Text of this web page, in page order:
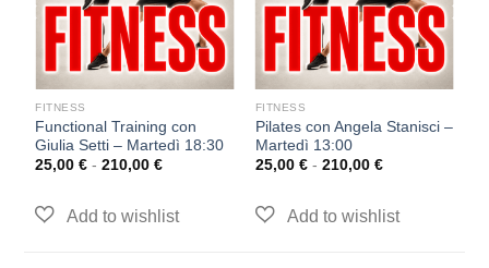
FITNESS
Functional Training con
Giulia Setti – Martedì 18:30
25,00€ - 210,00€
FITNESS
Pilates con Angela Stanisci –
Martedì 13:00
25,00 € - 210,00 €